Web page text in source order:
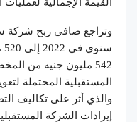
542 مليون جنيه من
المستقبلية المحتملة
والذي أثر على تكاليف
إيرادات الشركة